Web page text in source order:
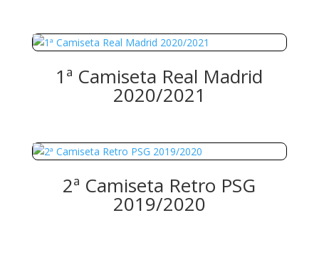
1ª Camiseta Real Madrid
2020/2021
2ª Camiseta Retro PSG
2019/2020